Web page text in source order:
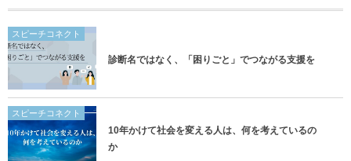
スピーチコネクト
診断名ではなく、「困りごと」でつながる支援を
スピーチコネクト
10年かけて社会を変える人は、何を考えているの
か